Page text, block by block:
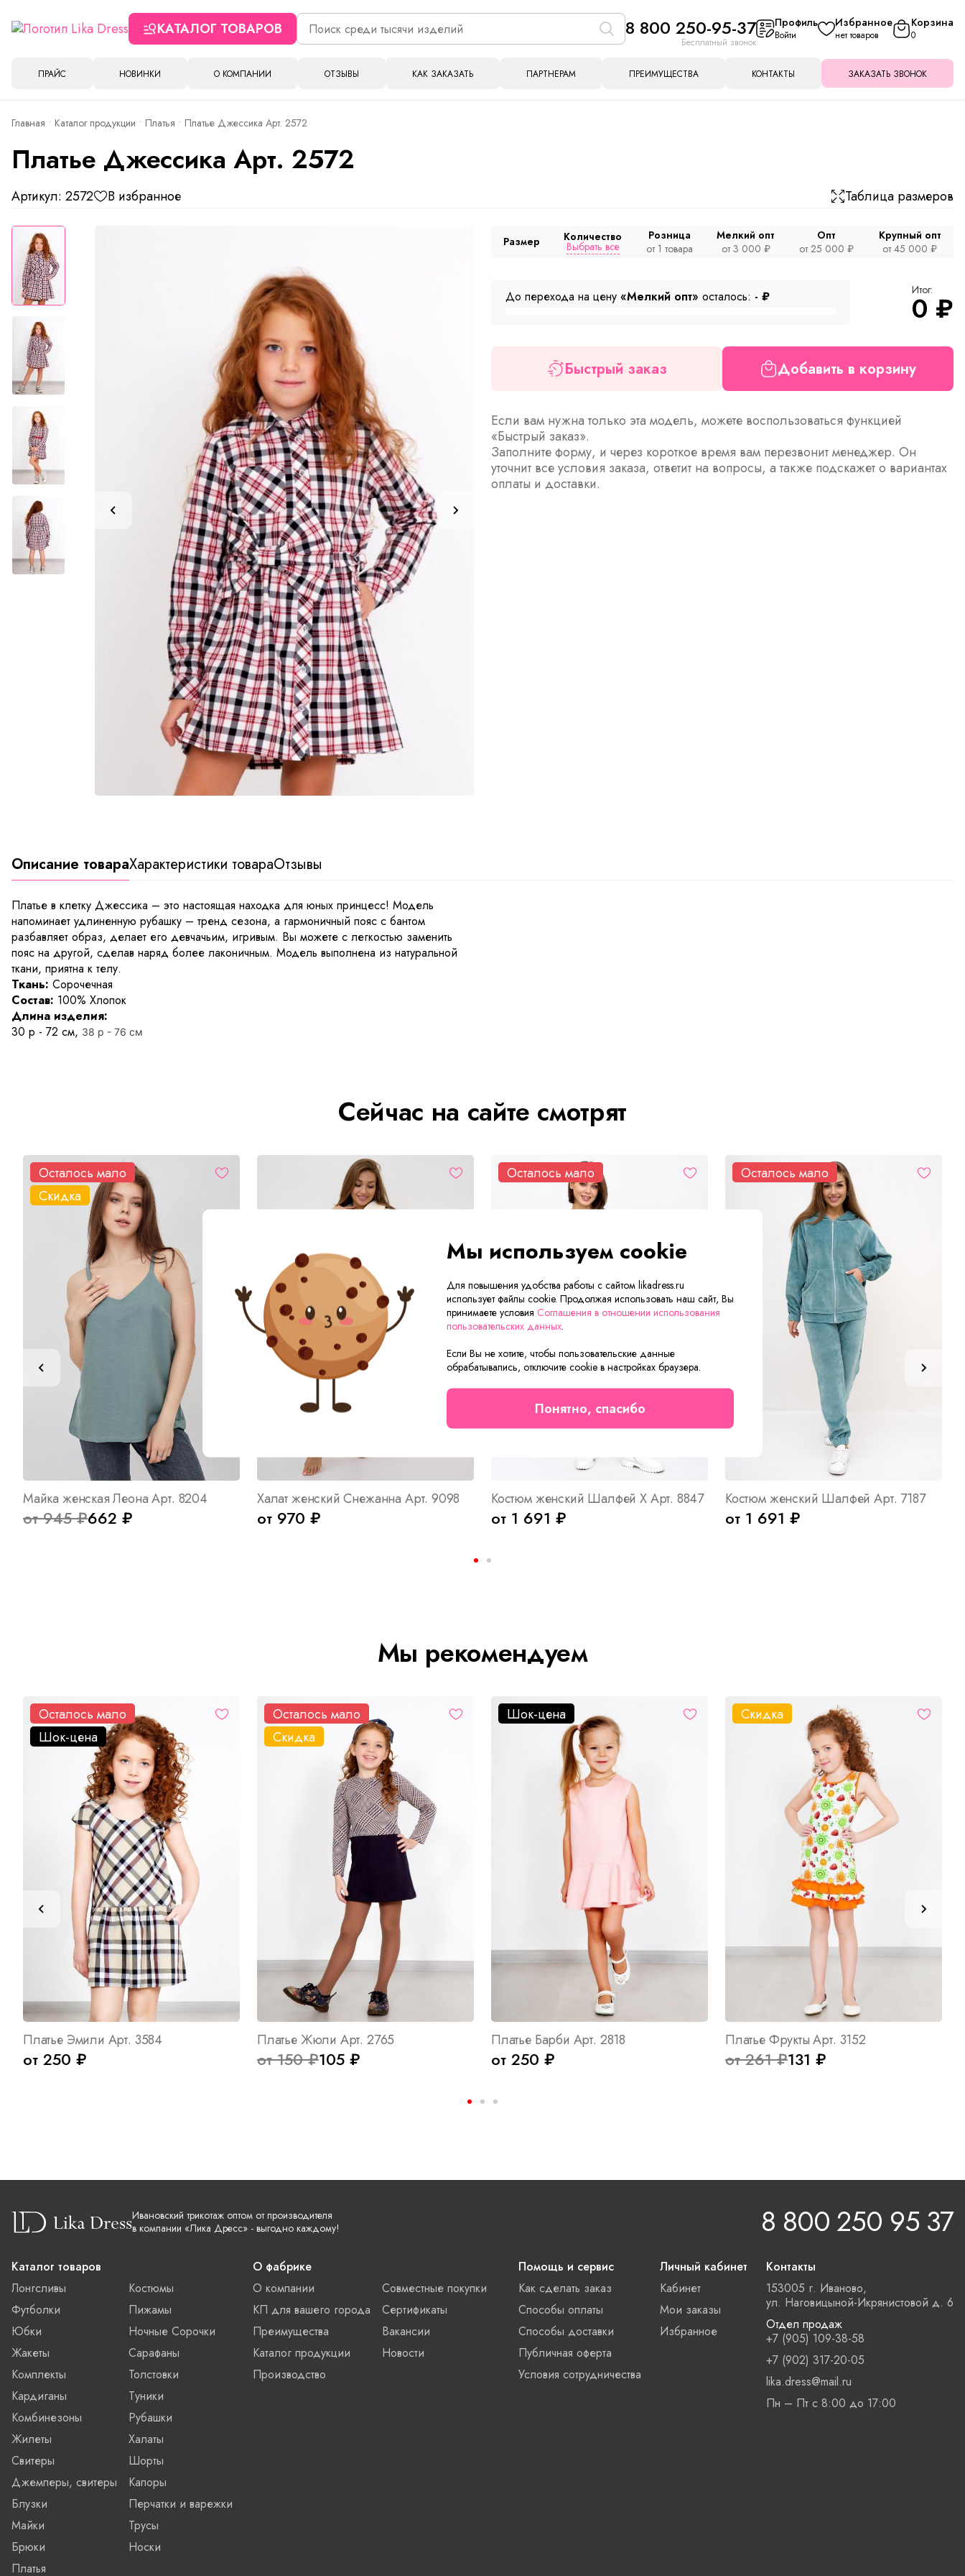
КАТАЛОГ ТОВАРОВ 8 800 250-95-37
Бесплатный звонок
Профиль
Войти
Избранное
нет товаров
Корзина
0
ПРАЙС НОВИНКИ О КОМПАНИИ ОТЗЫВЫ КАК ЗАКАЗАТЬ ПАРТНЕРАМ ПРЕИМУЩЕСТВА КОНТАКТЫ ЗАКАЗАТЬ ЗВОНОК
Главная Каталог продукции Платья Платье Джессика Арт. 2572
Платье Джессика Арт. 2572
Артикул: 2572 В избранное Таблица размеров
Размер Количество
Выбрать все
Розница
от 1 товара
Мелкий опт
от 3 000 ₽
Опт
от 25 000 ₽
Крупный опт
от 45 000 ₽
До перехода на цену «Мелкий опт» осталось: - ₽ Итог:
0 ₽
Быстрый заказ Добавить в корзину
Если вам нужна только эта модель, можете воспользоваться функцией
«Быстрый заказ».
Заполните форму, и через короткое время вам перезвонит менеджер. Он
уточнит все условия заказа, ответит на вопросы, а также подскажет о вариантах
оплаты и доставки.
Описание товараХарактеристики товараОтзывы
Платье в клетку Джессика – это настоящая находка для юных принцесс! Модель
напоминает удлиненную рубашку – тренд сезона, а гармоничный пояс с бантом
разбавляет образ, делает его девчачьим, игривым. Вы можете с легкостью заменить
пояс на другой, сделав наряд более лаконичным. Модель выполнена из натуральной
ткани, приятна к телу.
Ткань: Сорочечная
Состав: 100% Хлопок
Длина изделия:
30 р - 72 см, 38 р - 76 см
Сейчас на сайте смотрят
Осталось мало
Скидка
Майка женская Леона Арт. 8204
от 945 ₽662 ₽
Халат женский Снежанна Арт. 9098
от 970 ₽
Осталось мало
Костюм женский Шалфей Х Арт. 8847
от 1 691 ₽
Осталось мало
Костюм женский Шалфей Арт. 7187
от 1 691 ₽
Мы рекомендуем
Осталось мало
Шок-цена
Платье Эмили Арт. 3584
от 250 ₽
Осталось мало
Скидка
Платье Жюли Арт. 2765
от 150 ₽105 ₽
Шок-цена
Платье Барби Арт. 2818
от 250 ₽
Скидка
Платье Фрукты Арт. 3152
от 261 ₽131 ₽
Ивановский трикотаж оптом от производителя
в компании «Лика Дресс» - выгодно каждому!
8 800 250 95 37
Каталог товаров
Лонгсливы
Футболки
Юбки
Жакеты
Комплекты
Кардиганы
Комбинезоны
Жилеты
Свитеры
Джемперы, свитеры
Блузки
Майки
Брюки
Платья
Костюмы
Пижамы
Ночные Сорочки
Сарафаны
Толстовки
Туники
Рубашки
Халаты
Шорты
Капоры
Перчатки и варежки
Трусы
Носки
О фабрике
О компании
КП для вашего города
Преимущества
Каталог продукции
Производство
Совместные покупки
Сертификаты
Вакансии
Новости
Помощь и сервис
Как сделать заказ
Способы оплаты
Способы доставки
Публичная оферта
Условия сотрудничества
Личный кабинет
Кабинет
Мои заказы
Избранное
Контакты
153005 г. Иваново,
ул. Наговицыной-Икрянистовой д. 6
Отдел продаж
+7 (905) 109-38-58
+7 (902) 317-20-05
lika.dress@mail.ru
Пн – Пт с 8:00 до 17:00
Мы используем cookie
Для повышения удобства работы с сайтом likadress.ru
использует файлы cookie. Продолжая использовать наш сайт, Вы
принимаете условия Соглашения в отношении использования
пользовательских данных.
Если Вы не хотите, чтобы пользовательские данные
обрабатывались, отключите cookie в настройках браузера.
Понятно, спасибо